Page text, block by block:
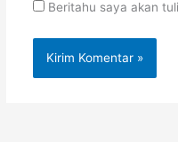
Beritahu saya akan